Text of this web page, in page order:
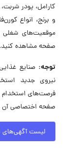
کارامل، پودر
و برنج، انواع
موقعیت‌های شغلی
صفحه مشاهده کنید.
توجه:
نیروی جدید
فرصت‌های استخدام
صفحه اختصاصی آن
لیست آگهی‌های